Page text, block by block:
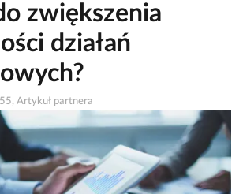
zwiększenia
działań
Artykuł partnera